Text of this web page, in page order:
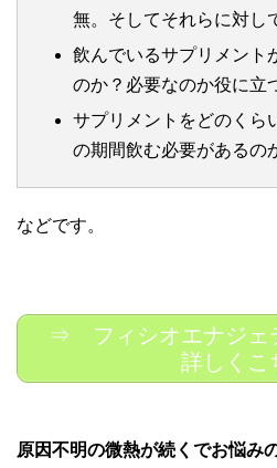
無。そしてそれらに対し
飲んでいるサプリメント
のか？必要なのか役に立
サプリメントをどのくら
の期間飲む必要があるの
などです。
⇒ フィシオエナジェ
詳しくこ
原因不明の微熱が続くでお悩み